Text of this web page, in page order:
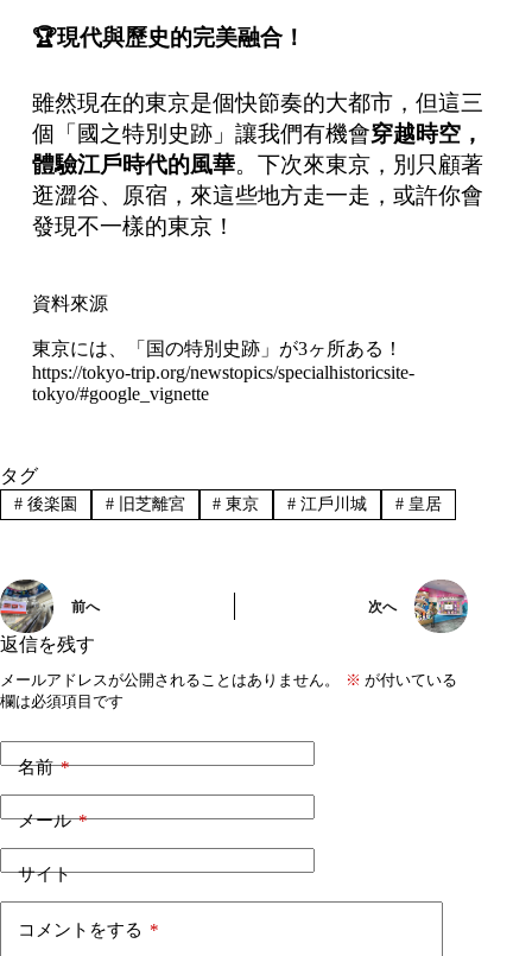
🏆現代與歷史的完美融合！
雖然現在的東京是個快節奏的大都市，但這三
個「國之特別史跡」讓我們有機會穿越時空，
體驗江戶時代的風華。下次來東京，別只顧著
逛澀谷、原宿，來這些地方走一走，或許你會
發現不一樣的東京！
資料來源
東京には、「国の特別史跡」が3ヶ所ある！
https://tokyo-trip.org/newstopics/specialhistoricsite-
tokyo/#google_vignette
タグ
#後楽園 #旧芝離宮 # 東京 # 江戶川城 # 皇居
前へ 次へ
返信を残す
メールアドレスが公開されることはありません。 ※ が付いている
欄は必須項目です
名前*
メール*
サイト
コメントをする *